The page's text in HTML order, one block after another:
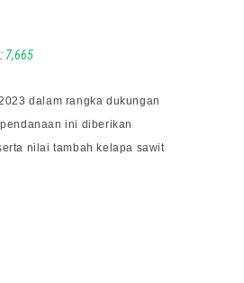
7,665
dalam rangka dukungan
ini diberikan
nilai tambah kelapa sawit